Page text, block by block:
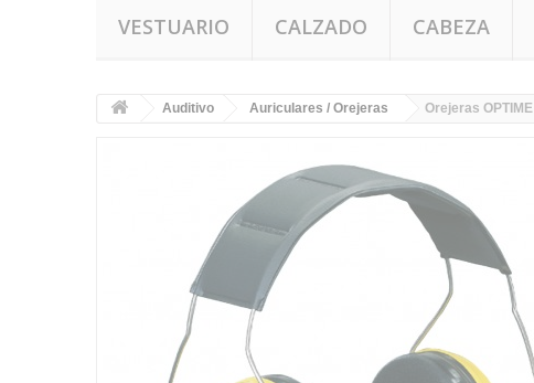
VESTUARIO CALZADO CABEZA
Auditivo Auriculares / Orejeras Orejeras